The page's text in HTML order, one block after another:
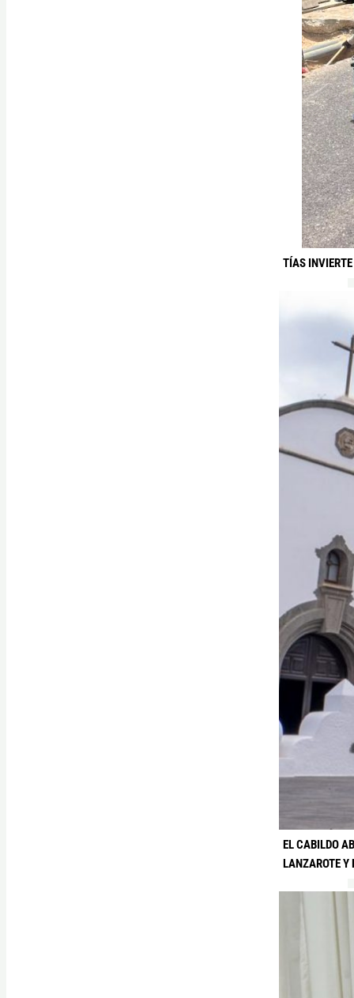
TÍAS
EL CABILDO
LANZAROTE